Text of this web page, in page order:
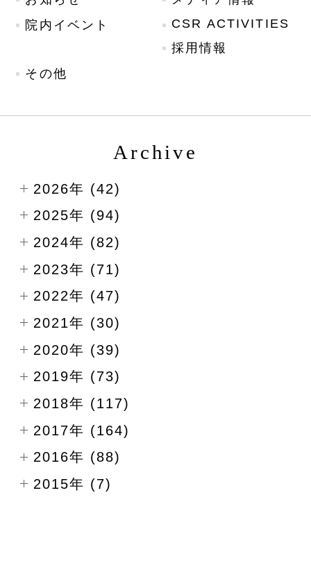
院内イベント
CSR ACTIVITIES
採用情報
その他
Archive
2026年 (42)
2025年 (94)
2024年 (82)
2023年 (71)
2022年 (47)
2021年 (30)
2020年 (39)
2019年 (73)
2018年 (117)
2017年 (164)
2016年 (88)
2015年 (7)